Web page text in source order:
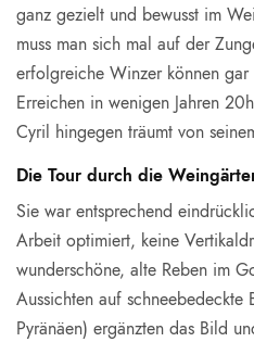
ganz gezielt und bewusst im
muss man sich mal auf der
erfolgreiche Winzer können
Erreichen in wenigen Jahren
Cyril hingegen träumt von
Die Tour durch die
Sie war entsprechend
Arbeit optimiert, keine
wunderschöne, alte Reben im
Aussichten auf
Pyränäen) ergänzten das Bild